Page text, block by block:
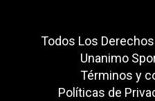
Todos Los
Unanimo
Términos y
Políticas de